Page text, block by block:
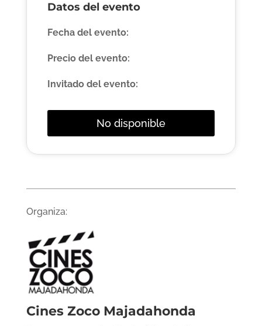
Datos del evento
Fecha del evento:
Precio del evento:
Invitado del evento:
No disponible
Organiza:
Cines Zoco Majadahonda